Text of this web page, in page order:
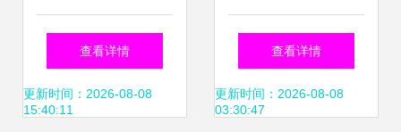
专业设计与维护助
力企业数字化转型
查看详情
更新时间：2026-08-08
15:40:11
从创意到落地的设
计制作展示
查看详情
更新时间：2026-08-08
03:30:47